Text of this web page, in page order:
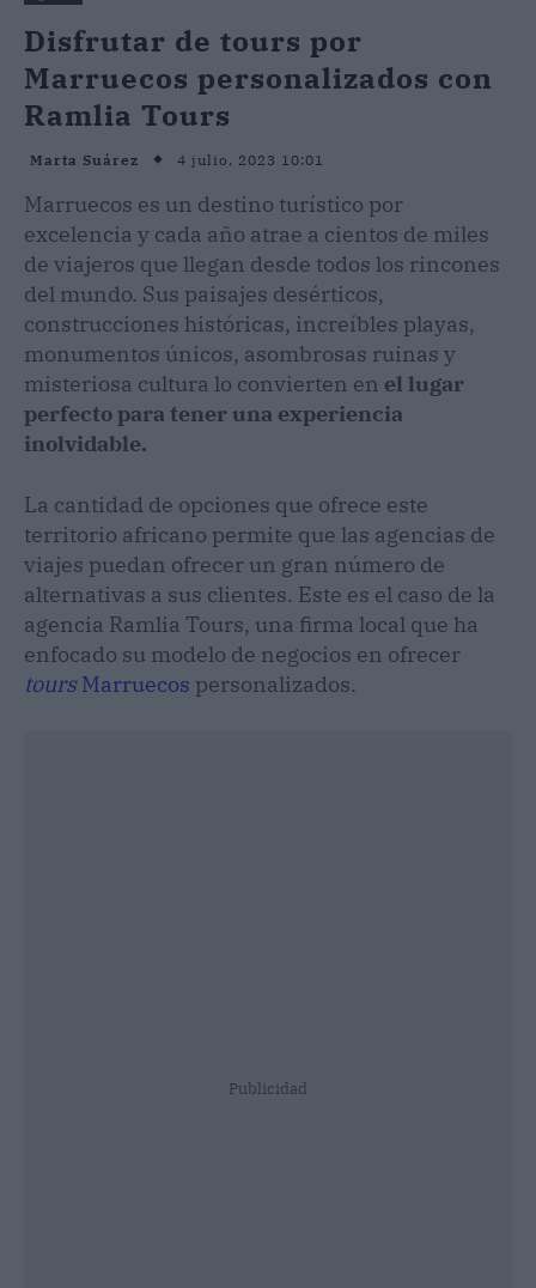
Disfrutar de tours por
Marruecos personalizados con
Ramlia Tours
Marta Suárez 4 julio, 2023 10:01
Marruecos es un destino turístico por
excelencia y cada año atrae a cientos de miles
de viajeros que llegan desde todos los rincones
del mundo. Sus paisajes desérticos,
construcciones históricas, increíbles playas,
monumentos únicos, asombrosas ruinas y
misteriosa cultura lo convierten en el lugar
perfecto para tener una experiencia
inolvidable.
La cantidad de opciones que ofrece este
territorio africano permite que las agencias de
viajes puedan ofrecer un gran número de
alternativas a sus clientes. Este es el caso de la
agencia Ramlia Tours, una firma local que ha
enfocado su modelo de negocios en ofrecer
toursMarruecos personalizados.
Publicidad